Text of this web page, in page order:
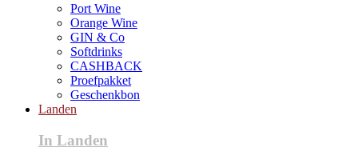
Port Wine
Orange Wine
GIN & Co
Softdrinks
CASHBACK
Proefpakket
Geschenkbon
Landen
In Landen